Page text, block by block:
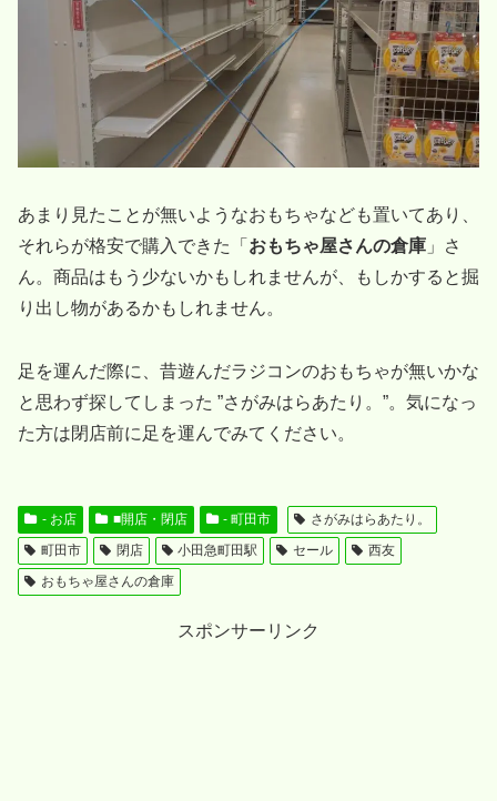
あまり見たことが無いようなおもちゃなども置いてあり、
それらが格安で購入できた「 おもちゃ屋さんの倉庫 」さ
ん。商品はもう少ないかもしれませんが、もしかすると掘
り出し物があるかもしれません。
足を運んだ際に、昔遊んだラジコンのおもちゃが無いかな
と思わず探してしまった ”さがみはらあたり。”。気になっ
た方は閉店前に足を運んでみてください。
- お店 ■開店・閉店 - 町田市
さがみはらあたり。
町田市
閉店 小田急町田駅 セール
西友
おもちゃ屋さんの倉庫
スポンサーリンク